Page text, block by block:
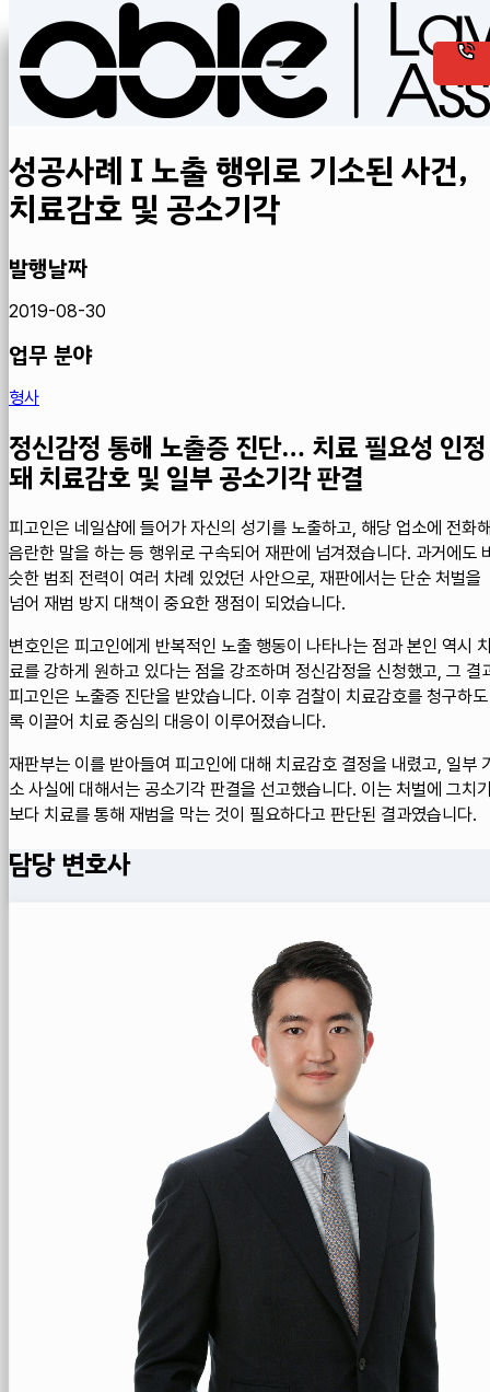
성공사례 I 노출 행위로 기소된 사건,
치료감호 및 공소기각
발행날짜
2019-08-30
업무 분야
형사
정신감정 통해 노출증 진단… 치료 필요성 인정
돼 치료감호 및 일부 공소기각 판결
피고인은 네일샵에 들어가 자신의 성기를 노출하고, 해당 업소에 전화
음란한 말을 하는 등 행위로 구속되어 재판에 넘겨졌습니다. 과거에도
슷한 범죄 전력이 여러 차례 있었던 사안으로, 재판에서는 단순 처벌을
넘어 재범 방지 대책이 중요한 쟁점이 되었습니다.
변호인은 피고인에게 반복적인 노출 행동이 나타나는 점과 본인 역시
료를 강하게 원하고 있다는 점을 강조하며 정신감정을 신청했고, 그 결
피고인은 노출증 진단을 받았습니다. 이후 검찰이 치료감호를 청구하도
록 이끌어 치료 중심의 대응이 이루어졌습니다.
재판부는 이를 받아들여 피고인에 대해 치료감호 결정을 내렸고, 일부
소 사실에 대해서는 공소기각 판결을 선고했습니다. 이는 처벌에 그치
보다 치료를 통해 재범을 막는 것이 필요하다고 판단된 결과였습니다.
담당 변호사